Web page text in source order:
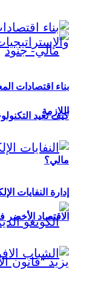
كيف تعيد
مالي؟
بناء اقتصادات
اللازمة
إدارة النفايات
الاقتصاد الأخضر